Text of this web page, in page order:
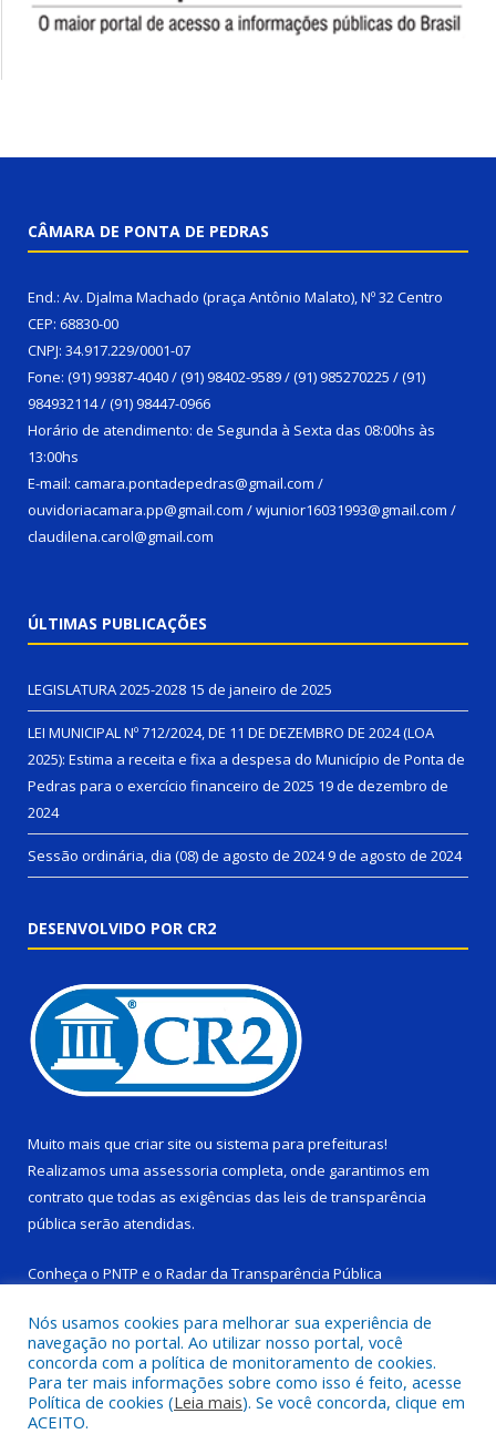
CÂMARA DE PONTA DE PEDRAS
End.: Av. Djalma Machado (praça Antônio Malato), Nº 32 Centro
CEP: 68830-00
CNPJ: 34.917.229/0001-07
Fone: (91) 99387-4040 / (91) 98402-9589 / (91) 985270225 / (91)
984932114 / (91) 98447-0966
Horário de atendimento: de Segunda à Sexta das 08:00hs às
13:00hs
E-mail: camara.pontadepedras@gmail.com /
ouvidoriacamara.pp@gmail.com / wjunior16031993@gmail.com /
claudilena.carol@gmail.com
ÚLTIMAS PUBLICAÇÕES
LEGISLATURA 2025-2028 15 de janeiro de 2025
LEI MUNICIPAL Nº 712/2024, DE 11 DE DEZEMBRO DE 2024 (LOA
2025): Estima a receita e fixa a despesa do Município de Ponta de
Pedras para o exercício financeiro de 2025 19 de dezembro de
2024
Sessão ordinária, dia (08) de agosto de 20249 de agosto de 2024
DESENVOLVIDO POR CR2
Muito mais que criar site ou sistema para prefeituras!
Realizamos uma assessoria completa, onde garantimos em
contrato que todas as exigências das leis de transparência
pública serão atendidas.
Conheça o PNTP e o Radar da Transparência Pública
Todos os direitos reservados a Câmara Municipal de Ponta de
Pedras.
Nós usamos cookies para melhorar sua experiência de
navegação no portal. Ao utilizar nosso portal, você
concorda com a política de monitoramento de cookies.
Para ter mais informações sobre como isso é feito, acesse
Política de cookies (Leia mais). Se você concorda, clique em
ACEITO.